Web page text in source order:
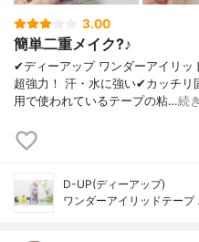
3.00
簡単二重メイク?♪
✔︎ディーアップ ワンダーアイリ
超強力！ 汗・水に強い✔カッチリ
用で使われているテープの粘…続
D-UP(ディーアップ)
ワンダーアイリッドテープ